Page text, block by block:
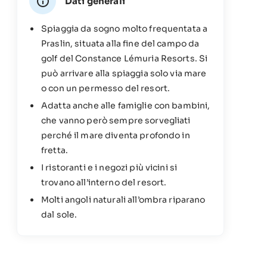
Spiaggia da sogno molto frequentata a
Praslin, situata alla fine del campo da
golf del Constance Lémuria Resorts. Si
può arrivare alla spiaggia solo via mare
o con un permesso del resort.
Adatta anche alle famiglie con bambini,
che vanno però sempre sorvegliati
perché il mare diventa profondo in
fretta.
I ristoranti e i negozi più vicini si
trovano all’interno del resort.
Molti angoli naturali all’ombra riparano
dal sole.